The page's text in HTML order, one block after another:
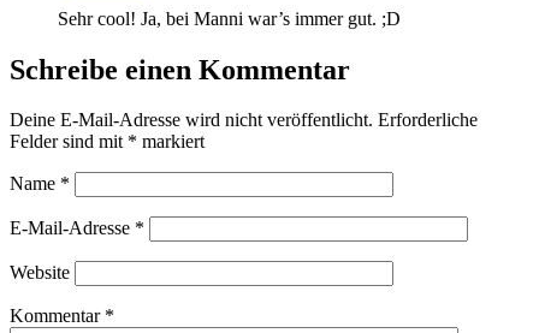
Sehr cool! Ja, bei Manni war’s immer gut. ;D
Schreibe einen Kommentar
Deine E-Mail-Adresse wird nicht veröffentlicht. Erforderliche
Felder sind mit * markiert
Name *
E-Mail-Adresse *
Website
Kommentar *